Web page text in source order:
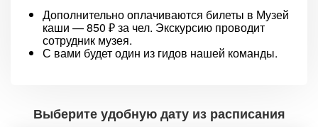
Дополнительно оплачиваются билеты в Музей
каши — 850 ₽ за чел. Экскурсию проводит
сотрудник музея.
С вами будет один из гидов нашей команды.
Выберите удобную дату из расписания